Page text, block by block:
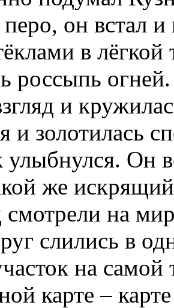
он встал
в лёгкой
россыпь
и
и золотилась
улыбнулся. Он
же
смотрели на
слились в
на самой
карте –